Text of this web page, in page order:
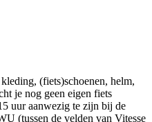
(fiets)schoenen, helm,
je nog geen eigen fiets
uur aanwezig te zijn bij de
(tussen de velden van Vitesse